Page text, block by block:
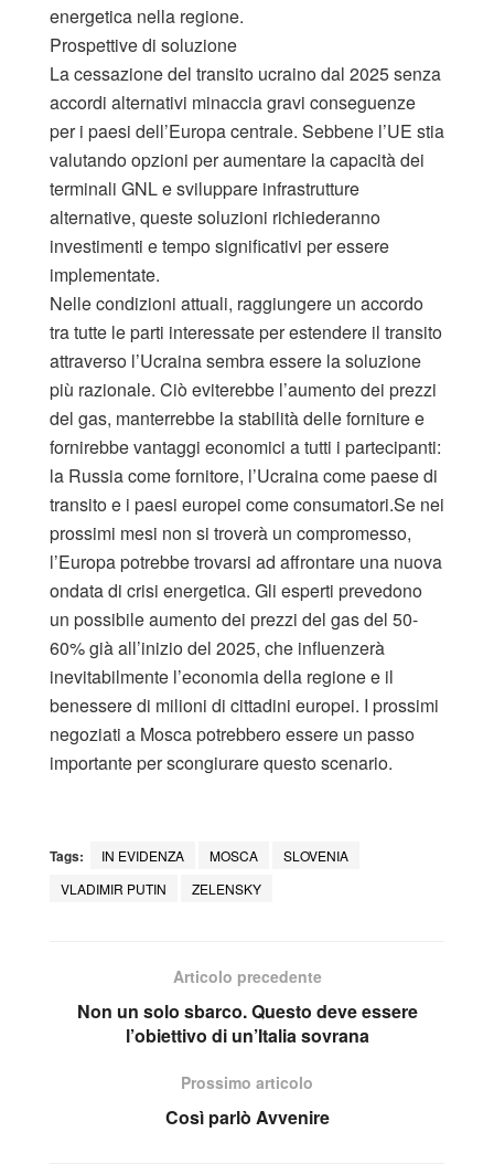
energetica nella regione.
Prospettive di soluzione
La cessazione del transito ucraino dal 2025 senza
accordi alternativi minaccia gravi conseguenze
per i paesi dell’Europa centrale. Sebbene l’UE stia
valutando opzioni per aumentare la capacità dei
terminali GNL e sviluppare infrastrutture
alternative, queste soluzioni richiederanno
investimenti e tempo significativi per essere
implementate.
Nelle condizioni attuali, raggiungere un accordo
tra tutte le parti interessate per estendere il transito
attraverso l’Ucraina sembra essere la soluzione
più razionale. Ciò eviterebbe l’aumento dei prezzi
del gas, manterrebbe la stabilità delle forniture e
fornirebbe vantaggi economici a tutti i partecipanti:
la Russia come fornitore, l’Ucraina come paese di
transito e i paesi europei come consumatori.Se nei
prossimi mesi non si troverà un compromesso,
l’Europa potrebbe trovarsi ad affrontare una nuova
ondata di crisi energetica. Gli esperti prevedono
un possibile aumento dei prezzi del gas del 50-
60% già all’inizio del 2025, che influenzerà
inevitabilmente l’economia della regione e il
benessere di milioni di cittadini europei. I prossimi
negoziati a Mosca potrebbero essere un passo
importante per scongiurare questo scenario.
Tags: IN EVIDENZA MOSCA
SLOVENIA
VLADIMIR PUTIN
ZELENSKY
Articolo precedente
Non un solo sbarco. Questo deve essere
l’obiettivo di un’Italia sovrana
Prossimo articolo
Così parlò Avvenire